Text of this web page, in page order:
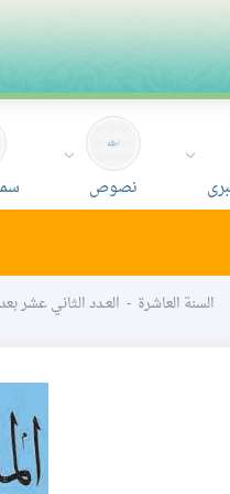
نصوص
السنة العاشرة - العـدد الثاني عشر